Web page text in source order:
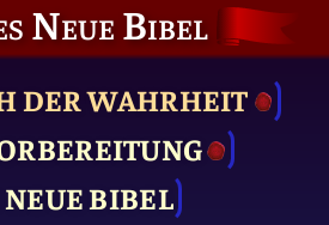
Neue Bibel
DER WAHRHEIT
BIBEL